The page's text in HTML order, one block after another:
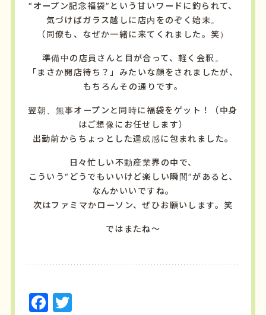
“オープン記念福袋”という甘いワードに釣られて、
気づけばガラス越しに店内をのぞく始末。
（同僚も、なぜか一緒に来てくれました。笑）
準備中の店員さんと目が合って、軽く会釈。
「まさか開店待ち？」みたいな顔をされましたが、
もちろんその通りです。
翌朝、無事オープンと同時に福袋をゲット！（中身
はご想像にお任せします）
出勤前からちょっとした達成感に包まれました。
日々忙しい不動産業界の中で、
こういう“どうでもいいけど楽しい瞬間”があると、
なんかいいですね。
次はファミマかローソン、ぜひお願いします。笑
ではまたね～
F T